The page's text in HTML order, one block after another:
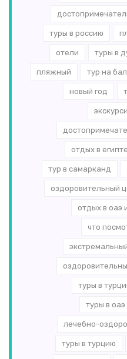
туры в россию
отели туры в
пляжный тур на
новый год
отдых в
тур в самарканд
оздоровительный
отдых в оаэ
что
туры в
туры в
лечебно-
туры в турцию